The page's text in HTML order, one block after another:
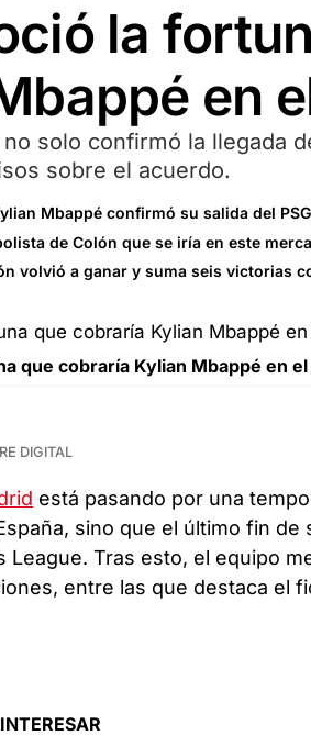
la
en
solo confirmó la llegada
sobre el acuerdo.
Mbappé confirmó su salida del
de Colón que se iría en este
volvió a ganar y suma seis victorias
que cobraría Kylian Mbappé en
DIGITAL
está pasando por una
sino que el último fin de
League. Tras esto, el equipo
entre las que destaca el